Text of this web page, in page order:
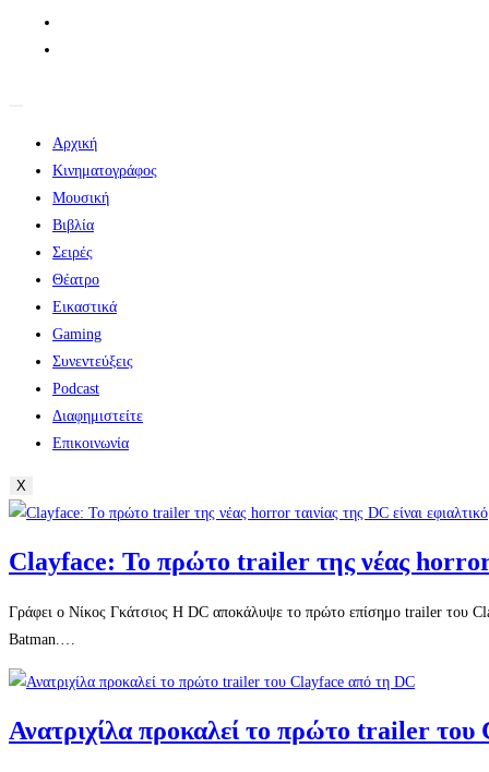
Αρχική
Κινηματογράφος
Μουσική
Βιβλία
Σειρές
Θέατρο
Εικαστικά
Gaming
Συνεντεύξεις
Podcast
Διαφημιστείτε
Επικοινωνία
X
Clayface: Το πρώτο trailer της νέας horror
Γράφει ο Νίκος Γκάτσιος Η DC αποκάλυψε το πρώτο επίσημο trailer του
Batman.…
Ανατριχίλα προκαλεί το πρώτο trailer